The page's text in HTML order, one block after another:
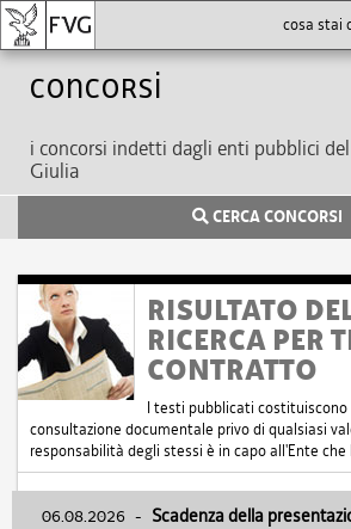
Concorsi
i concorsi indetti dagli enti pubblici
Giulia
CERCA CONCORSI
RISULTATO
RICERCA PER
CONTRATTO
I testi pubblicati
consultazione documentale privo di qualsiasi
responsabilità degli stessi è in capo all'Ente
06.08.2026 - Scadenza della